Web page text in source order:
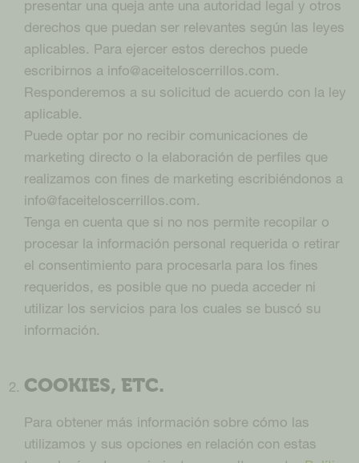
presentar una queja ante una autoridad legal y otros
derechos que puedan ser relevantes según las leyes
aplicables. Para ejercer estos derechos puede
escribirnos a info@aceiteloscerrillos.com.
Responderemos a su solicitud de acuerdo con la ley
aplicable.
Puede optar por no recibir comunicaciones de
marketing directo o la elaboración de perfiles que
realizamos con fines de marketing escribiéndonos a
info@faceiteloscerrillos.com.
Tenga en cuenta que si no nos permite recopilar o
procesar la información personal requerida o retirar
el consentimiento para procesarla para los fines
requeridos, es posible que no pueda acceder ni
utilizar los servicios para los cuales se buscó su
información.
COOKIES, ETC.
Para obtener más información sobre cómo las
utilizamos y sus opciones en relación con estas